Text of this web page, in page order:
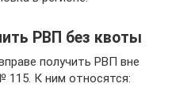
РВП без квоты
получить РВП вне
К ним относятся: